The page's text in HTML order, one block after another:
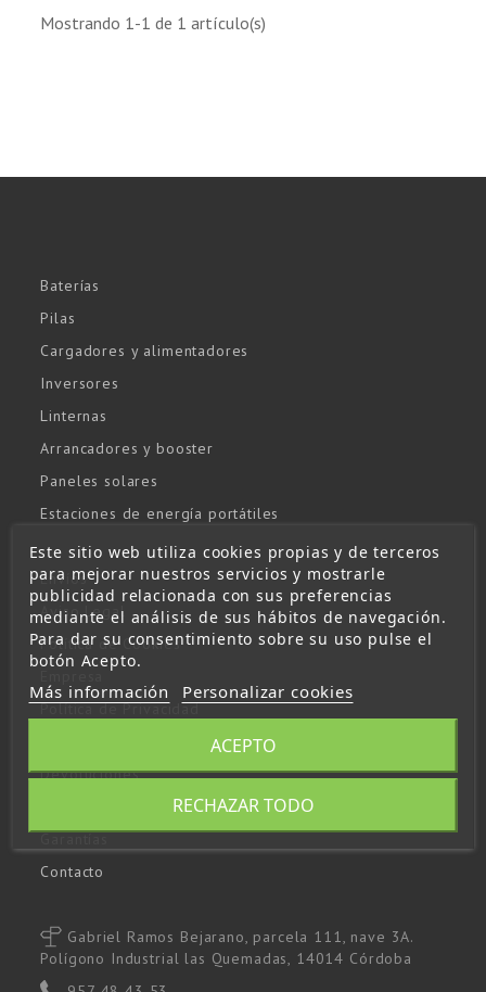
Mostrando 1-1 de 1 artículo(s)
Baterías
Pilas
Cargadores y alimentadores
Inversores
Linternas
Arrancadores y booster
Paneles solares
Estaciones de energía portátiles
Envíos
Aviso Legal
Política de Cookies
Política de Privacidad
Condiciones Generales de Venta
Devoluciones
Garantías
Contacto
Gabriel Ramos Bejarano, parcela 111, nave 3A.
Polígono Industrial las Quemadas, 14014 Córdoba
Este sitio web utiliza cookies propias y de terceros
para mejorar nuestros servicios y mostrarle
publicidad relacionada con sus preferencias
mediante el análisis de sus hábitos de navegación.
Para dar su consentimiento sobre su uso pulse el
botón Acepto.
Más información Personalizar cookies
RECHAZAR TODO
ACEPTO